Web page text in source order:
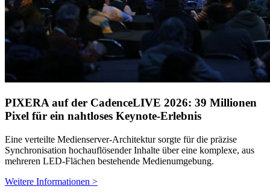
PIXERA auf der CadenceLIVE 2026: 39 Millionen
Pixel für ein nahtloses Keynote-Erlebnis
Eine verteilte Medienserver-Architektur sorgte für die präzise
Synchronisation hochauflösender Inhalte über eine komplexe, aus
mehreren LED-Flächen bestehende Medienumgebung.
Weitere Informationen >